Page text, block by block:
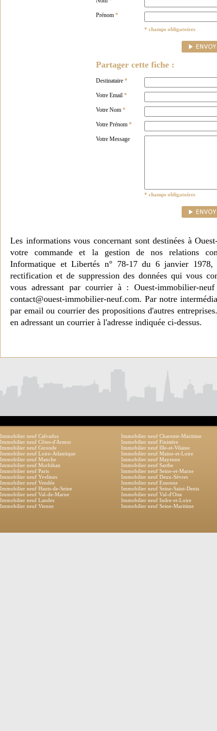
Prénom *
* champs obligatoires
Partager cette fiche :
Destinataire *
Votre Email *
Votre Nom *
Votre Prénom *
Votre Message
* champs obligatoires
Les informations vous concernant sont destinées à
votre commande et la gestion de nos relations
Informatique et Libertés n° 78-17 du 6 janvier 1978,
rectification et de suppression des données qui vous
vous adressant par courrier à : Ouest-immobilier-
contact@ouest-immobilier-neuf.com. Par notre
par email ou courrier des propositions d'autres
en adressant un courrier à l'adresse indiquée ci-dessus.
Immobilier neuf Calvados
Immobilier neuf Charente-Maritime
Immobilier neuf Côtes-d'Armor
Immobilier neuf Finistère
Immobilier neuf Gironde
Immobilier neuf Ille-et-Vilaine
Immobilier neuf Loire-Atlantique
Immobilier neuf Maine-et-Loire
Immobilier neuf Manche
Immobilier neuf Mayenne
Immobilier neuf Morbihan
Immobilier neuf Sarthe
Immobilier neuf Paris
Immobilier neuf Seine-et-Marne
Immobilier neuf Yvelines
Immobilier neuf Deux-Sèvres
Immobilier neuf Vendée
Immobilier neuf Essonne
Immobilier neuf Hauts-de-Seine
Immobilier neuf Seine-Saint-Denis
Immobilier neuf Val-de-Marne
Immobilier neuf Val-d'Oise
Immobilier neuf Landes
Immobilier neuf Indre-et-Loire
Immobilier neuf Vienne
Immobilier neuf Seine-Maritime